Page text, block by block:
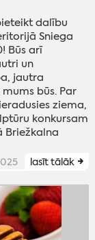
dalību
Sniega
Būs arī
un
jautra
būs. Par
ziema,
konkursam
Briežkalna
lasīt tālāk